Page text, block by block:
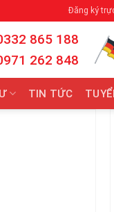
Đăng ký
865 188
262 848
TIN TỨC